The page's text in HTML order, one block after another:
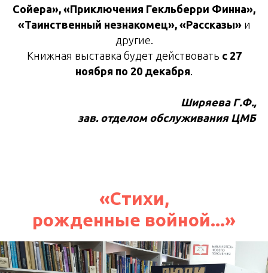
Сойера», «Приключения Гекльберри Финна»,
«Таинственный незнакомец», «Рассказы»и
другие.
Книжная выставка будет действовать с 27
ноября по 20 декабря
Ширяева Г.Ф.,
зав. отделом обслуживания ЦМБ
«Стихи,
рожденные войной...»